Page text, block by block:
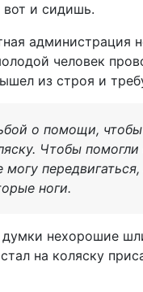
вот и сидишь.
администрация
человек
из строя и
о помощи,
Чтобы
могу
ноги.
нехорошие
на коляску